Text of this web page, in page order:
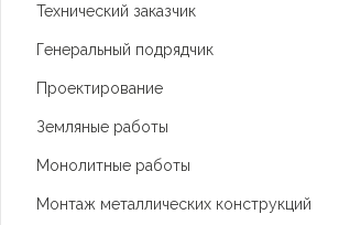
Технический заказчик
Генеральный подрядчик
Проектирование
Земляные работы
Монолитные работы
Монтаж металлических конструкций